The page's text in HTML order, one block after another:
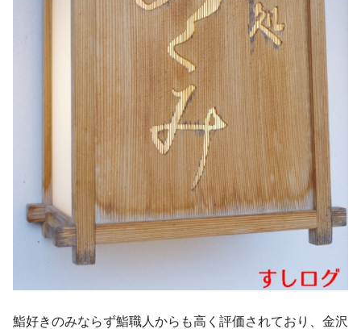
鮨好きのみならず鮨職人からも高く評価されており、金沢